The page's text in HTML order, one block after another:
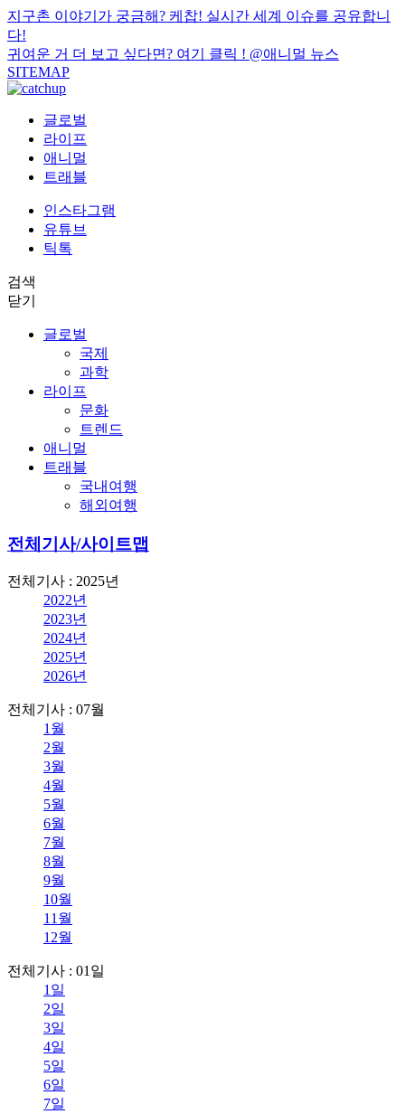
지구촌 이야기가 궁금해? 케찹! 실시간 세계 이슈를 공유합니
다!
귀여운 거 더 보고 싶다면? 여기 클릭 ! @애니멀 뉴스
SITEMAP
글로벌
라이프
애니멀
트래블
인스타그램
유튜브
틱톡
검색
닫기
글로벌
국제
과학
라이프
문화
트렌드
애니멀
트래블
국내여행
해외여행
전체기사/사이트맵
전체기사 : 2025년
2022년
2023년
2024년
2025년
2026년
전체기사 : 07월
1월
2월
3월
4월
5월
6월
7월
8월
9월
10월
11월
12월
전체기사 : 01일
1일
2일
3일
4일
5일
6일
7일